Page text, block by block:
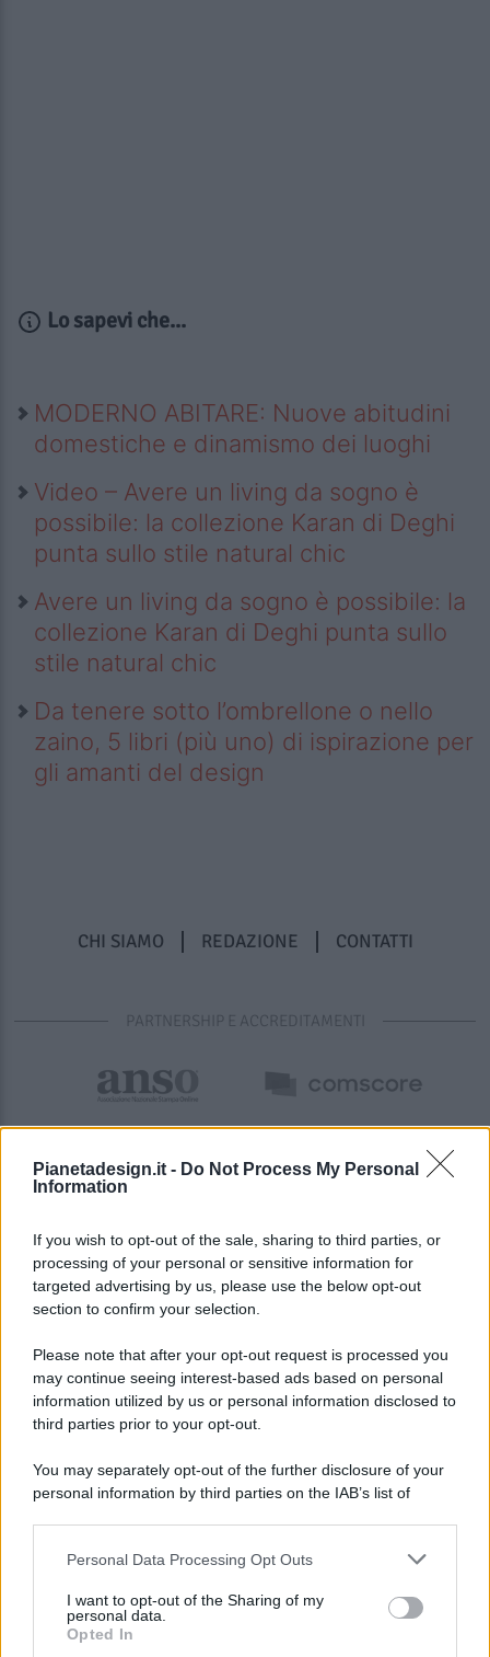
Pianetadesign.it - Do Not Process My Personal
Information
If you wish to opt-out of the sale, sharing to third parties, or
processing of your personal or sensitive information for
targeted advertising by us, please use the below opt-out
section to confirm your selection.
Please note that after your opt-out request is processed you
may continue seeing interest-based ads based on personal
information utilized by us or personal information disclosed to
third parties prior to your opt-out.
You may separately opt-out of the further disclosure of your
personal information by third parties on the IAB’s list of
This information may also be disclosed by us to third parties
disclose it to other third parties.
Personal Data Processing Opt Outs
I want to opt-out of the Sharing of my
personal data.
Opted In
Lo sapevi che...
MODERNO ABITARE: Nuove abitudini
domestiche e dinamismo dei luoghi
Video – Avere un living da sogno è
possibile: la collezione Karan di Deghi
punta sullo stile natural chic
Avere un living da sogno è possibile: la
collezione Karan di Deghi punta sullo
stile natural chic
Da tenere sotto l’ombrellone o nello
zaino, 5 libri (più uno) di ispirazione per
gli amanti del design
CHI SIAMO REDAZIONE CONTATTI
PARTNERSHIP E ACCREDITAMENTI
© 2026 - Pianeta Design - P.IVA 04827280654 - Testata
Registrata Al Tribunale Di Nocera Inferiore N. 8/2020 - RG N.
ISCRIZIONE AL ROC N. 35792 – ISCRITTA ALL’ANSO
(ASSOCIAZIONE NAZIONALE STAMPA ONLINE)
PREFERENZE PRIVACY